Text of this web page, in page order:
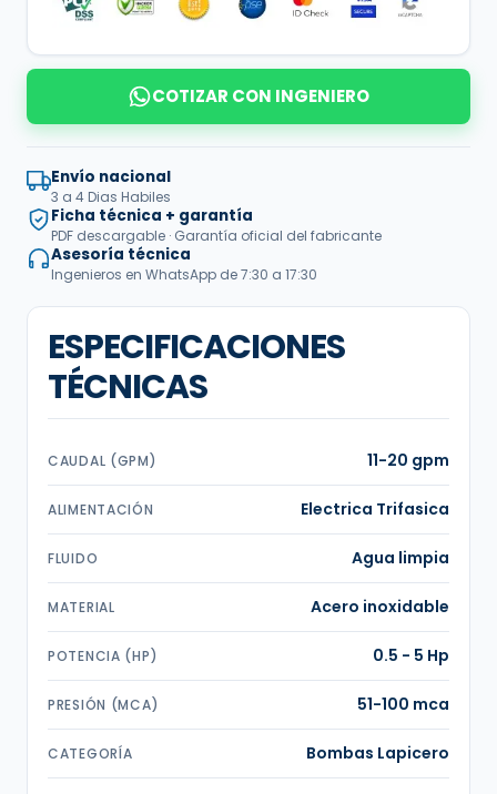
COTIZAR CON INGENIERO
Envío nacional
3 a 4 Dias Habiles
Ficha técnica + garantía
PDF descargable · Garantía oficial del fabricante
Asesoría técnica
Ingenieros en WhatsApp de 7:30 a 17:30
ESPECIFICACIONES
TÉCNICAS
CAUDAL (GPM) 11-20 gpm
ALIMENTACIÓN Electrica Trifasica
FLUIDO Agua limpia
MATERIAL Acero inoxidable
POTENCIA (HP) 0.5 - 5 Hp
PRESIÓN (MCA) 51-100 mca
CATEGORÍA Bombas Lapicero